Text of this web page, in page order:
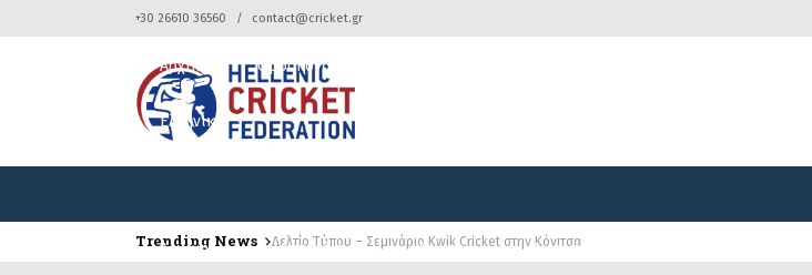
+30 26610 36560 contact@cricket.gr
Αρχική Ομοσπονδία Κρίκετ Διοργανώσεις
Αρχική Ομοσπονδία
Ελληνικά
Trending News Δελτίο Τύπου – Σεμινάριο Kwik Cricket στην Κόνιτσα
Δελτίο Τύπου – Τουρνουά Κρίκετ